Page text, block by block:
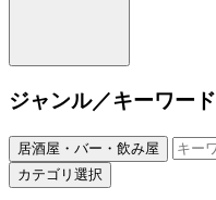
ジャンル／キーワード
居酒屋・バー・飲み屋
カテゴリ選択